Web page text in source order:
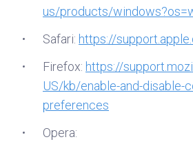
us/products/
Safari: https://
Firefox: https://
US/kb/enable-and-disable-
preferences
Opera: